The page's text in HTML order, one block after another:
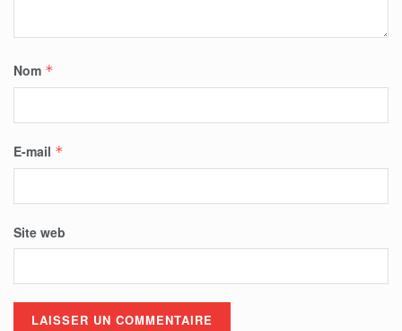
Nom *
E-mail *
Site web